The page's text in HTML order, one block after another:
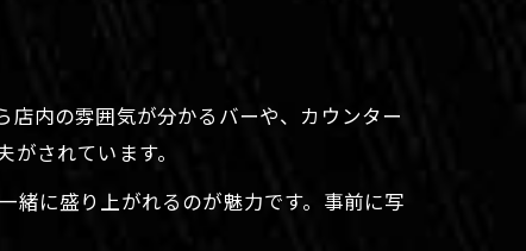
内の雰囲気が分かるバーや、カウンター
されています。
緒に盛り上がれるのが魅力です。事前に写